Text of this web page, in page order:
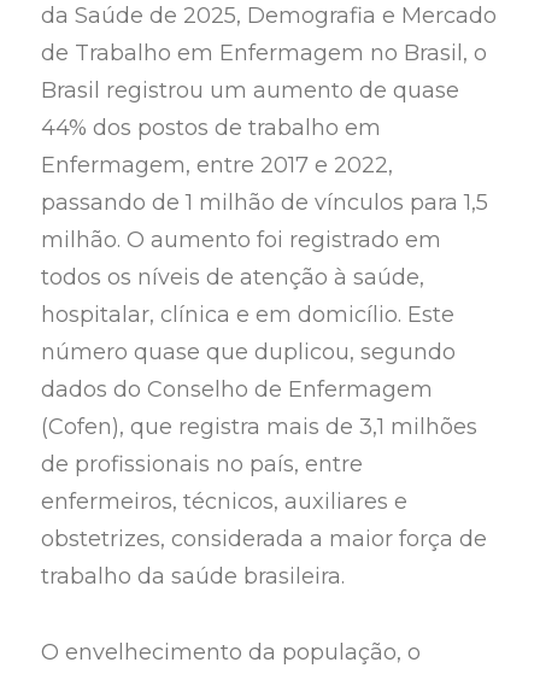
da Saúde de 2025, Demografia e Mercado
de Trabalho em Enfermagem no Brasil, o
Brasil registrou um aumento de quase
44% dos postos de trabalho em
Enfermagem, entre 2017 e 2022,
passando de 1 milhão de vínculos para 1,5
milhão. O aumento foi registrado em
todos os níveis de atenção à saúde,
hospitalar, clínica e em domicílio. Este
número quase que duplicou, segundo
dados do Conselho de Enfermagem
(Cofen), que registra mais de 3,1 milhões
de profissionais no país, entre
enfermeiros, técnicos, auxiliares e
obstetrizes, considerada a maior força de
trabalho da saúde brasileira.
O envelhecimento da população, o